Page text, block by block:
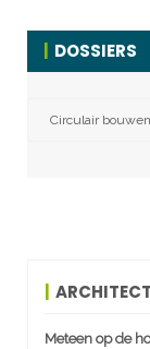
DOSSIERS
Circulair bouwen
Meteen op de